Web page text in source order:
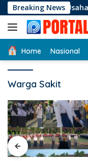
Langsung
ke
konten
Breaking News
Usaha Lokal di
Home Nasional
Warga Sakit